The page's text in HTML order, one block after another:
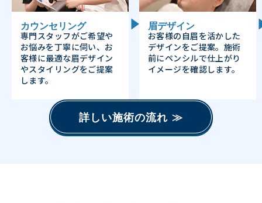
カウンセリング
専門スタッフがご希望や
お悩みを丁寧に伺い、お
客様に最適な眉デザイン
やスタイリングをご提案
します。
眉デザイン
お客様の自眉を活かした
デザインをご提案。施術
前にペンシルで仕上がり
イメージを確認します。
詳しい施術の流れ ≫